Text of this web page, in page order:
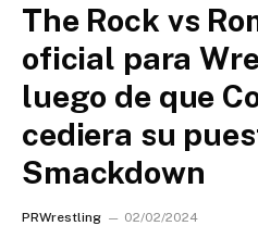
The Rock vs
oficial para
luego de que
cediera su
Smackdown
PRWrestling 02/02/2024